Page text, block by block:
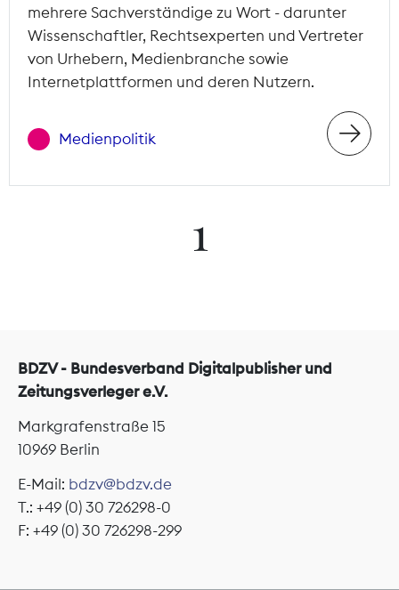
mehrere Sachverständige zu Wort - darunter
Wissenschaftler, Rechtsexperten und Vertreter
von Urhebern, Medienbranche sowie
Internetplattformen und deren Nutzern.
Medienpolitik
1
BDZV - Bundesverband Digitalpublisher und
Zeitungsverleger e.V.
Markgrafenstraße 15
10969 Berlin
E-Mail: bdzv@bdzv.de
T.: +49 (0) 30 726298-0
F: +49 (0) 30 726298-299